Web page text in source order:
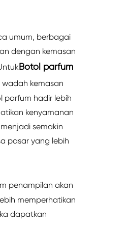
umum, berbagai
dengan kemasan
Botol parfum
kemasan
parfum hadir lebih
kenyamanan
semakin
pasar yang lebih
penampilan akan
memperhatikan
dapatkan